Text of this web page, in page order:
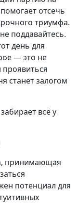
отсечь
триумфа.
поддавайтесь.
день для
— это не
проявиться
станет залогом
всё у
принимающая
потенциал для